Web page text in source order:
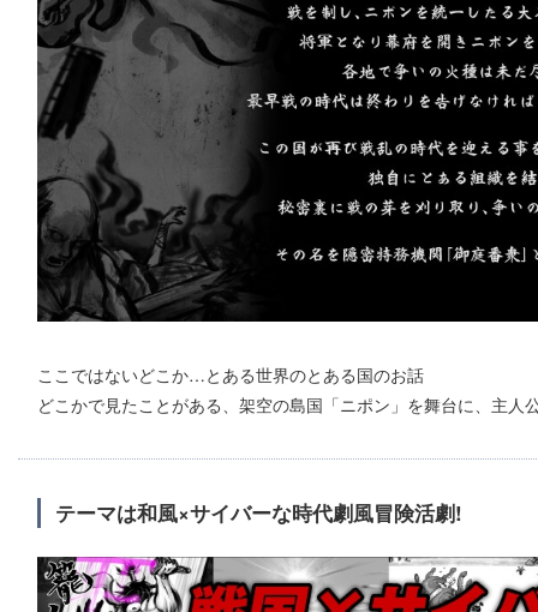
ここではないどこか…とある世界のとある国のお話
どこかで見たことがある、架空の島国「ニポン」を舞台に、主人
テーマは和風×サイバーな時代劇風冒険活劇!